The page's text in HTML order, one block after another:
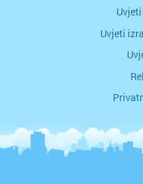
Pregled je posebno važan kada se
poput bljeskova, naglog
glavobolje povezane s očima, ali
isključivanju problema vida kao
pristup i pravodobna dijagnostika
samo na jasnoću slike, nego i na
funkcioniranje tijekom dana. Kada
bez nepotrebnog naprezanja, lakše
koncentraciju, raditi, učiti i
Uvjeti